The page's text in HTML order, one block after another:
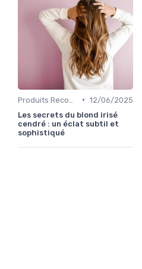
• 12/06/2025
Les secrets du blond irisé
cendré : un éclat subtil et
sophistiqué